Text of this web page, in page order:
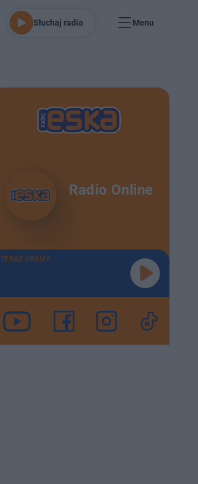
Słuchaj radia Menu
Radio Online
TERAZ GRAMY